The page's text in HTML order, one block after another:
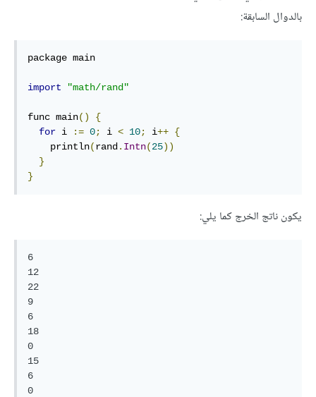
بالدوال السابقة:
package main
import "math/rand"
func main()
{
for i := 0; i < 10; i++ {
    println
(rand . Intn(25))
}
}
يكون ناتج الخرج كما يلي:
6
12
22
9
6
18
0
15
6